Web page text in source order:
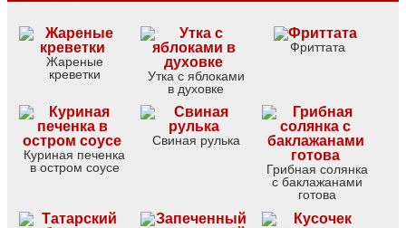
Жареные
креветки
Утка с яблоками
в духовке
Фриттата
Куриная печенка
в остром соусе
Свиная рулька
Грибная солянка
с баклажанами
готова